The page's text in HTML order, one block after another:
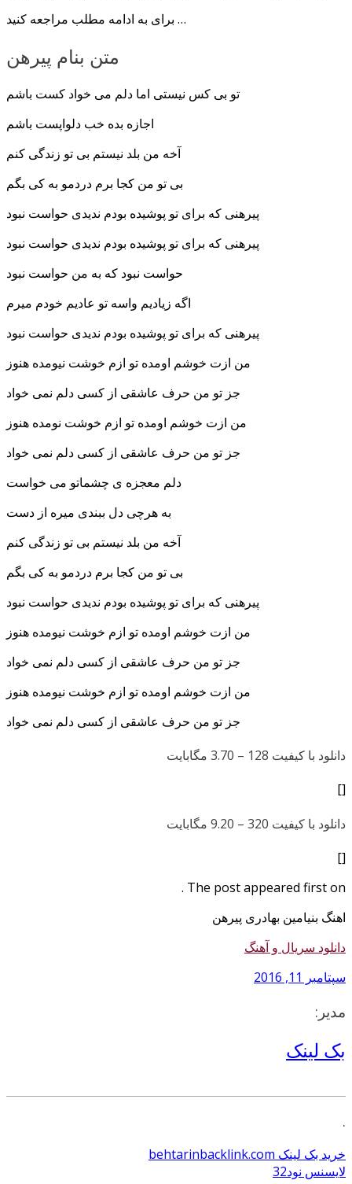
برای به ادامه مطلب مراجعه کنید …
متن بنام پیرهن
تو بی کس نیستی اما دلم می خواد کست باشم
اجازه بده خب دلواپست باشم
آخه من بلد نیستم بی تو زندگی کنم
بی تو من کجا برم دردمو به کی بگم
پیرهنی که برای تو پوشیده بودم ندیدی حواست نبود
پیرهنی که برای تو پوشیده بودم ندیدی حواست نبود
حواست نبود که به من حواست نبود
اگه زیادیم واسه تو عادیم خودم میرم
پیرهنی که برای تو پوشیده بودم ندیدی حواست نبود
من ازت خوشم اومده تو ازم خوشت نیومده هنوز
جز تو من حرف عاشقی از کسی دلم نمی خواد
من ازت خوشم اومده تو ازم خوشت نومده هنوز
جز تو من حرف عاشقی از کسی دلم نمی خواد
دلم معجزه ی چشماتو می خواست
به هرچی دل ببندی میره از دست
آخه من بلد نیستم بی تو زندگی کنم
بی تو من کجا برم دردمو به کی بگم
پیرهنی که برای تو پوشیده بودم ندیدی حواست نبود
من ازت خوشم اومده تو ازم خوشت نیومده هنوز
جز تو من حرف عاشقی از کسی دلم نمی خواد
من ازت خوشم اومده تو ازم خوشت نیومده هنوز
جز تو من حرف عاشقی از کسی دلم نمی خواد
دانلود با کیفیت 128 –
3.70 مگابایت
[]
دانلود با کیفیت 320 –
9.20 مگابایت
[]
The post appeared first on .
اهنگ بنیامین بهادری پیرهن
دانلود سریال و آهنگ
سپتامبر 11, 2016
مدیر:
بک لینک
.
خرید بک لینک behtarinbacklink.com
لایسنس نود32